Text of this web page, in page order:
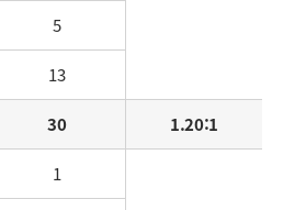
5
13
30 1.20:1
1